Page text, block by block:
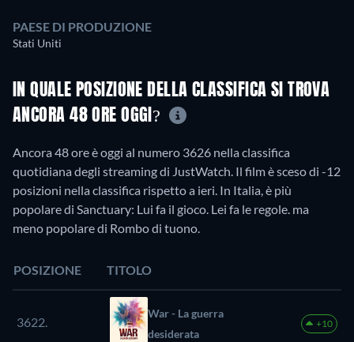
PAESE DI PRODUZIONE
Stati Uniti
IN QUALE POSIZIONE DELLA CLASSIFICA SI TROVA
ANCORA 48 ORE OGGI?
Ancora 48 ore è oggi al numero 3626 nella classifica
quotidiana degli streaming di JustWatch. Il film è sceso di -12
posizioni nella classifica rispetto a ieri. In Italia, è più
popolare di Sanctuary: Lui fa il gioco. Lei fa le regole. ma
meno popolare di Rombo di tuono.
POSIZIONE TITOLO
3622.
War - La guerra
desiderata
+10